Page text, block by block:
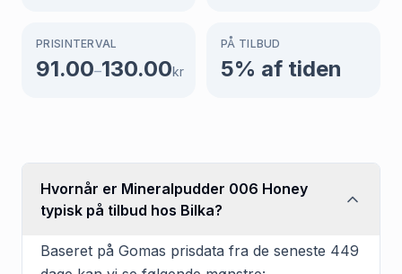
PRISINTERVAL
91.00–130.00kr
PÅ TILBUD
5% af tiden
Hvornår er Mineralpudder 006 Honey
typisk på tilbud hos Bilka?
Baseret på Gomas prisdata fra de seneste 449